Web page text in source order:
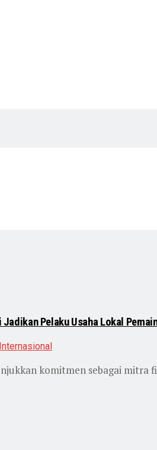
Pelaku Usaha Lokal
komitmen sebagai